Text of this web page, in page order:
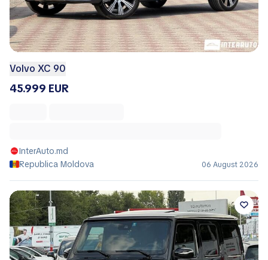
Volvo XC 90
45.999 EUR
InterAuto.md
Republica Moldova
06 August 2026